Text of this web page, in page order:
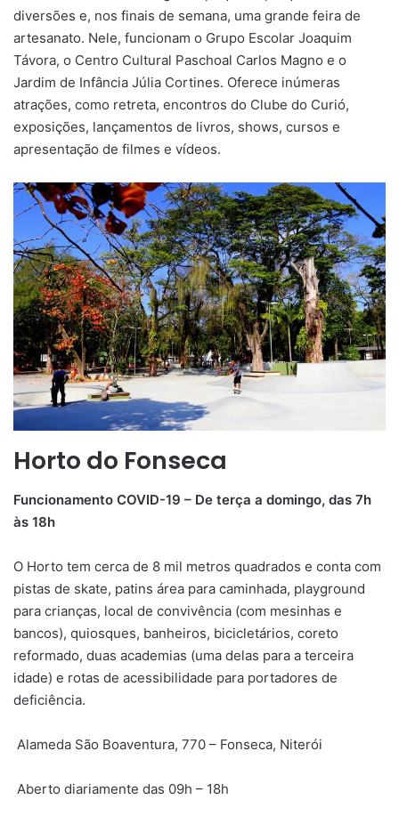
diversões e, nos finais de semana, uma grande feira de
artesanato. Nele, funcionam o Grupo Escolar Joaquim
Távora, o Centro Cultural Paschoal Carlos Magno e o
Jardim de Infância Júlia Cortines. Oferece inúmeras
atrações, como retreta, encontros do Clube do Curió,
exposições, lançamentos de livros, shows, cursos e
apresentação de filmes e vídeos.
Horto do Fonseca
Funcionamento COVID-19 – De terça a domingo, das 7h
às 18h
O Horto tem cerca de 8 mil metros quadrados e conta com
pistas de skate, patins área para caminhada, playground
para crianças, local de convivência (com mesinhas e
bancos), quiosques, banheiros, bicicletários, coreto
reformado, duas academias (uma delas para a terceira
idade) e rotas de acessibilidade para portadores de
deficiência.
Alameda São Boaventura, 770 – Fonseca, Niterói
Aberto diariamente das 09h – 18h